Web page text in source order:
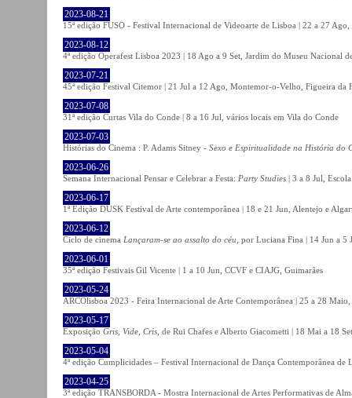
2023-08-21
15ª edição FUSO - Festival Internacional de Videoarte de Lisboa | 22 a 27
2023-08-12
4ª edição Operafest Lisboa 2023 | 18 Ago a 9 Set, Jardim do Museu Nacional
2023-07-21
45ª edição Festival Citemor | 21 Jul a 12 Ago, Montemor-o-Velho, Figueira da
2023-07-08
31ª edição Curtas Vila do Conde | 8 a 16 Jul, vários locais em Vila do Conde
2023-07-03
Histórias do Cinema : P. Adams Sitney - Sexo e Espiritualidade na História do
2023-06-26
Semana Internacional Pensar e Celebrar a Festa: Party Studies | 3 a 8 Jul,
2023-06-17
1ª Edição DUSK Festival de Arte contemporânea | 18 e 21 Jun, Alentejo e
2023-06-12
Ciclo de cinema Lançaram-se ao assalto do céu , por Luciana Fina | 14 Jun a 5
2023-06-01
35ª edição Festivais Gil Vicente | 1 a 10 Jun, CCVF e CIAJG, Guimarães
2023-05-24
ARCOlisboa 2023 - Feira Internacional de Arte Contemporânea | 25 a 28
2023-05-17
Exposição Gris, Vide, Cris , de Rui Chafes e Alberto Giacometti | 18 Mai a 18
2023-05-04
4ª edição Cumplicidades – Festival Internacional de Dança Contemporânea
2023-04-25
3ª edição TRANSBORDA - Mostra Internacional de Artes Performativas de